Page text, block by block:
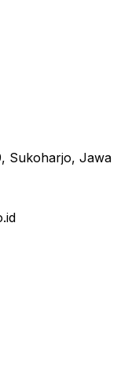
Sukoharjo, Jawa